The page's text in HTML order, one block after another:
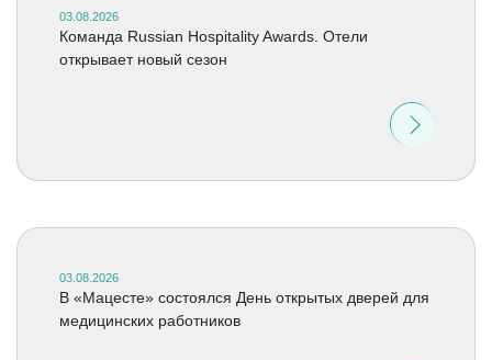
03.08.2026
Команда Russian Hospitality Awards. Отели
открывает новый сезон
03.08.2026
В «Мацесте» состоялся День открытых дверей для
медицинских работников